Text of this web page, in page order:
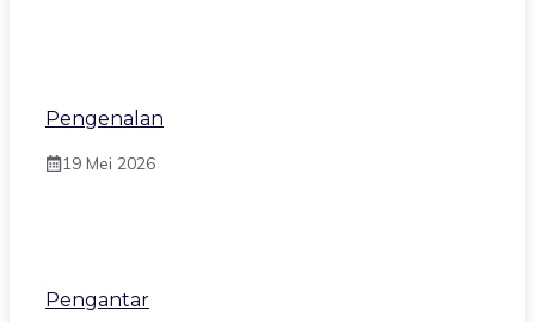
Pengenalan
19 Mei 2026
Pengantar